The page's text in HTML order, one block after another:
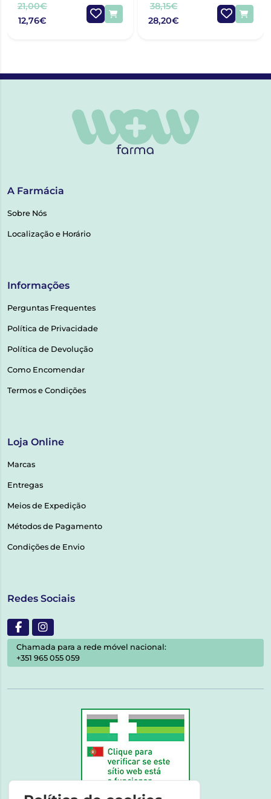
21,00€
12,76€
38,15€
28,20€
A Farmácia
Sobre Nós
Localização e Horário
Informações
Perguntas Frequentes
Política de Privacidade
Política de Devolução
Como Encomendar
Termos e Condições
Loja Online
Marcas
Entregas
Meios de Expedição
Métodos de Pagamento
Condições de Envio
Redes Sociais
Chamada para a rede móvel nacional:
+351 965 055 059